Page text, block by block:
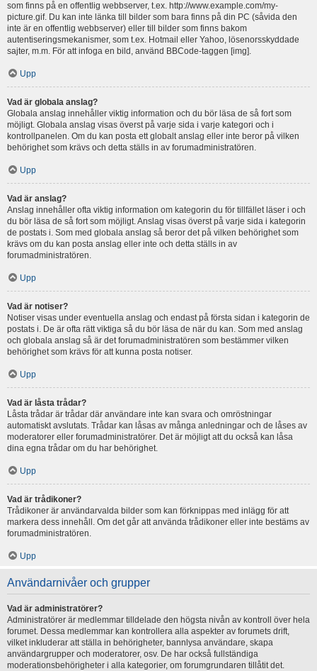
som finns på en offentlig webbserver, t.ex. http://www.example.com/my-
picture.gif. Du kan inte länka till bilder som bara finns på din PC (såvida den
inte är en offentlig webbserver) eller till bilder som finns bakom
autentiseringsmekanismer, som t.ex. Hotmail eller Yahoo, lösenorsskyddade
sajter, m.m. För att infoga en bild, använd BBCode-taggen [img].
Upp
Vad är globala anslag?
Globala anslag innehåller viktig information och du bör läsa de så fort som
möjligt. Globala anslag visas överst på varje sida i varje kategori och i
kontrollpanelen. Om du kan posta ett globalt anslag eller inte beror på vilken
behörighet som krävs och detta ställs in av forumadministratören.
Upp
Vad är anslag?
Anslag innehåller ofta viktig information om kategorin du för tillfället läser i och
du bör läsa de så fort som möjligt. Anslag visas överst på varje sida i kategorin
de postats i. Som med globala anslag så beror det på vilken behörighet som
krävs om du kan posta anslag eller inte och detta ställs in av
forumadministratören.
Upp
Vad är notiser?
Notiser visas under eventuella anslag och endast på första sidan i kategorin de
postats i. De är ofta rätt viktiga så du bör läsa de när du kan. Som med anslag
och globala anslag så är det forumadministratören som bestämmer vilken
behörighet som krävs för att kunna posta notiser.
Upp
Vad är låsta trådar?
Låsta trådar är trådar där användare inte kan svara och omröstningar
automatiskt avslutats. Trådar kan låsas av många anledningar och de låses av
moderatorer eller forumadministratörer. Det är möjligt att du också kan låsa
dina egna trådar om du har behörighet.
Upp
Vad är trådikoner?
Trådikoner är användarvalda bilder som kan förknippas med inlägg för att
markera dess innehåll. Om det går att använda trådikoner eller inte bestäms av
forumadministratören.
Upp
Användarnivåer och grupper
Vad är administratörer?
Administratörer är medlemmar tilldelade den högsta nivån av kontroll över hela
forumet. Dessa medlemmar kan kontrollera alla aspekter av forumets drift,
vilket inkluderar att ställa in behörigheter, bannlysa användare, skapa
användargrupper och moderatorer, osv. De har också fullständiga
moderationsbehörigheter i alla kategorier, om forumgrundaren tillåtit det.